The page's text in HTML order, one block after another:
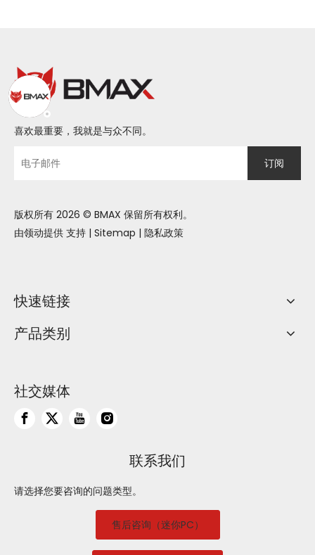
喜欢最重要，我就是与众不同。
订阅
版权所有 2026 © BMAX 保留所有权利。
由领动提供 支持 | Sitemap | 隐私政策
快速链接
产品类别
社交媒体
联系我们
请选择您要咨询的问题类型。
售后咨询（迷你PC）